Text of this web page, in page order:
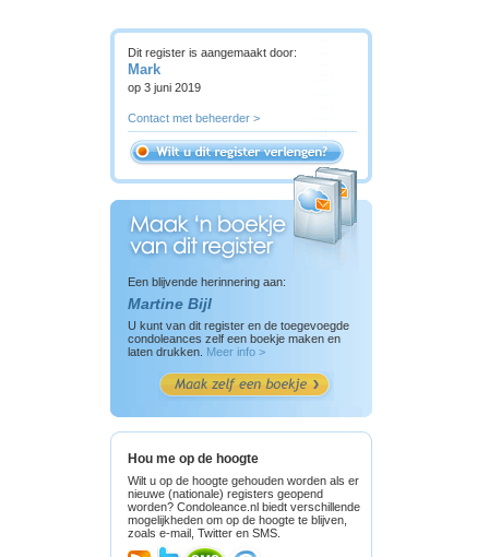
Dit register is aangemaakt door:
Mark
op 3 juni 2019
Contact met beheerder >
Een blijvende herinnering aan:
Martine Bijl
U kunt van dit register en de toegevoegde
condoleances zelf een boekje maken en
laten drukken. Meer info >
Hou me op de hoogte
Wilt u op de hoogte gehouden worden als er
nieuwe (nationale) registers geopend
worden? Condoleance.nl biedt verschillende
mogelijkheden om op de hoogte te blijven,
zoals e-mail, Twitter en SMS.